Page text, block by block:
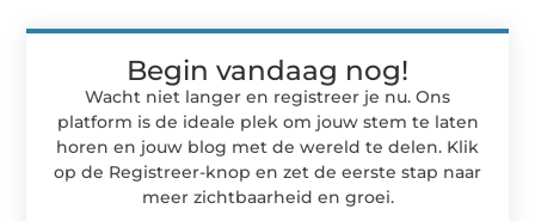
Begin vandaag nog!
Wacht niet langer en registreer je nu. Ons
platform is de ideale plek om jouw stem te laten
horen en jouw blog met de wereld te delen. Klik
op de Registreer-knop en zet de eerste stap naar
meer zichtbaarheid en groei.